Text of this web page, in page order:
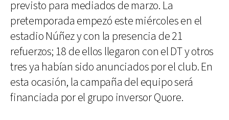
previsto para mediados de marzo. La
pretemporada empezó este miércoles en el
estadio Núñez y con la presencia de 21
refuerzos; 18 de ellos llegaron con el DT y otros
tres ya habían sido anunciados por el club. En
esta ocasión, la campaña del equipo será
financiada por el grupo inversor Quore.